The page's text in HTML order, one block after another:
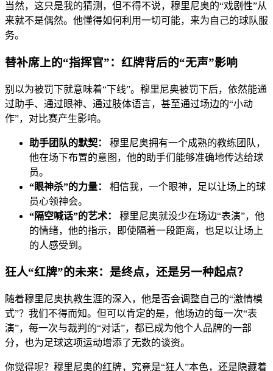
当然，这只是我的猜测，但不得不说，穆里尼奥的“戏剧性”从
来就不是偶然。他懂得如何利用一切可能，来为自己的球队服
务。
替补席上的“指挥官”：红牌背后的“无声”影响
别以为被罚下就意味着“下线”。穆里尼奥被罚下后，依然能通
过助手、通过眼神、通过肢体语言，甚至通过场边的“小动
作”，对比赛产生影响。
助手团队的默契：
穆里尼奥拥有一个成熟的教练团队，
他在场下布置的意图，他的助手们能够准确地传达给球
员。
“眼神杀”的力量：
相信我，一个眼神，足以让场上的球
员心领神会。
“隔空喊话”的艺术：
穆里尼奥就没少在场边“表演”，他
的情绪，他的指示，即使隔着一段距离，也足以让场上
的人感受到。
狂人“红牌”的未来：是终点，还是另一种起点？
随着穆里尼奥执教生涯的深入，他是否会调整自己的“激情模
式”？我们不得而知。但可以肯定的是，他场边的每一次“表
演”，每一次与裁判的“对话”，都已成为他个人品牌的一部
分，也为足球这项运动增添了无数的谈资。
你觉得呢？穆里尼奥的红牌，究竟是“狂人”本色，还是隐藏着